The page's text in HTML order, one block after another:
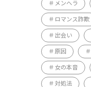
メンヘラ
ロマンス詐欺
出会い
原因
女の本音
対処法